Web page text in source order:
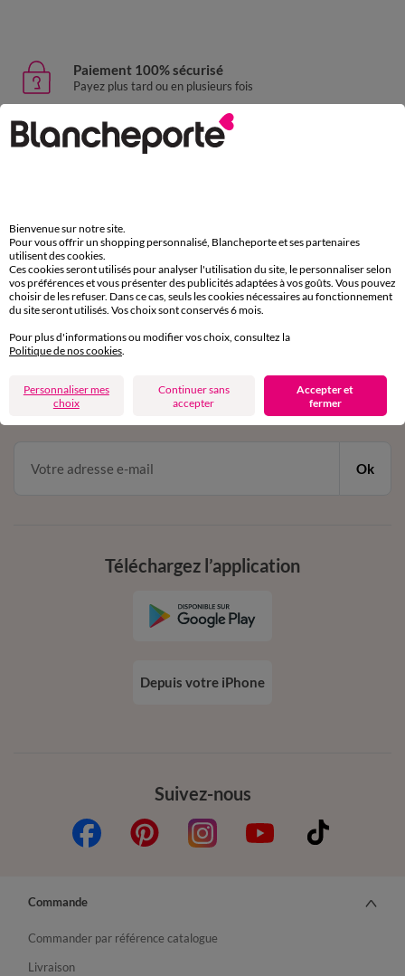
Paiement 100% sécurisé
Payez plus tard ou en plusieurs fois
Livraison express
domicile, relais, consignes automatiques
Service clients
par chat et par téléphone
de 8h00 à 20h00 du lundi au samedi
en vous inscrivant à la newsletter
dès 20€ d’achat
conditions dans votre email de confirmation
Ok
Suivez-nous
Téléchargez l’application
Depuis votre iPhone
Commande
Commander par référence catalogue
Livraison
Bienvenue sur notre site.
Pour vous offrir un shopping personnalisé, Blancheporte et ses partenaires
utilisent des cookies.
Ces cookies seront utilisés pour analyser l'utilisation du site, le personnaliser selon
vos préférences et vous présenter des publicités adaptées à vos goûts. Vous pouvez
choisir de les refuser. Dans ce cas, seuls les cookies nécessaires au fonctionnement
du site seront utilisés. Vos choix sont conservés 6 mois.
Pour plus d'informations ou modifier vos choix, consultez la
Politique de nos cookies.
Personnaliser mes
choix
Continuer sans
accepter
Accepter et
fermer